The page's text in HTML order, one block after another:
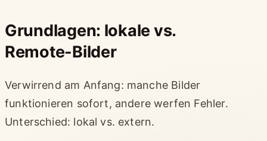
Grundlagen: lokale vs.
Remote-Bilder
Verwirrend am Anfang: manche Bilder
funktionieren sofort, andere werfen Fehler.
Unterschied: lokal vs. extern.